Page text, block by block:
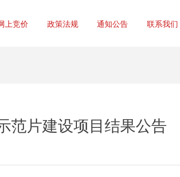
上竞价 政策法规 通知公告 联系我们
范片建设项目结果公告